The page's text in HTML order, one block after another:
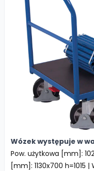
Wózek występuje w
Pow. użytkowa [mm]:
[mm]: 1130x700 h=1015